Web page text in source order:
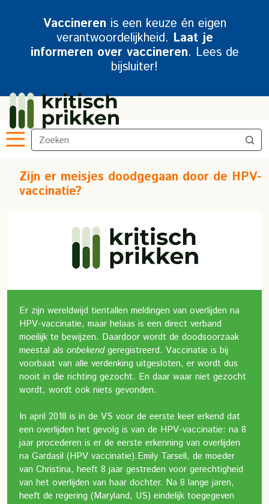
Vaccineren is een keuze én eigen
verantwoordelijkheid. Laat je
informeren over vaccineren. Lees de
bijsluiter!
Zijn er meisjes doodgegaan door de HPV-
vaccinatie?
Er zijn wereldwijd tientallen meldingen van overlijden na
HPV-vaccinatie, maar helaas is een direct verband
moeilijk te bewijzen. Daardoor wordt de doodsoorzaak
meestal als onbekendgeregistreerd. Vaccinatie is bij
voorbaat van alle verdenking uitgesloten, er wordt dus
nooit in die richting gezocht. En daar waar niet gezocht
wordt, wordt ook niets gevonden.
In april 2018 is in de VS voor de eerste keer erkend dat
een overlijden het gevolg is van de HPV-vaccinatie: na 8
jaar procederen is er de eerste erkenning van overlijden
na Gardasil (HPV vaccinatie).Emily Tarsell, de moeder
van Christina, heeft 8 jaar gestreden voor gerechtigheid
van het overlijden van haar dochter. Na 8 lange jaren,
heeft de regering (Maryland, US) eindelijk toegegeven